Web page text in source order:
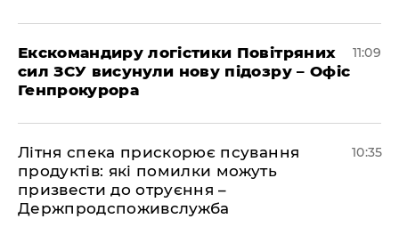
Екскомандиру логістики Повітряних
сил ЗСУ висунули нову підозру – Офіс
Генпрокурора
11:09
Літня спека прискорює псування
продуктів: які помилки можуть
призвести до отруєння –
Держпродспоживслужба
10:35